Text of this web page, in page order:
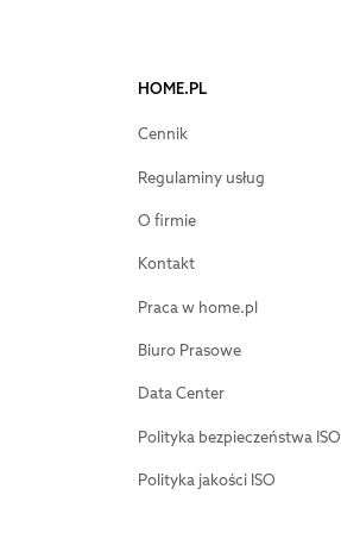
HOME.PL
Cennik
Regulaminy usług
O firmie
Kontakt
Praca w home.pl
Biuro Prasowe
Data Center
Polityka bezpieczeństwa ISO
Polityka jakości ISO